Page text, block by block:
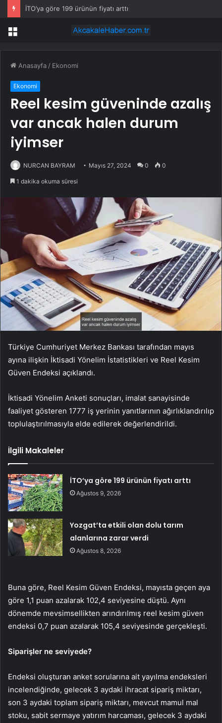
İTO’ya göre 199 ürünün fiyatı arttı
Menü
Anasayfa / Ekonomi
Ekonomi
Reel kesim güveninde azalış
var ancak halen durum
iyimser
NURCAN BAYRAM Mayıs 27, 2024 0 0
1 dakika okuma süresi
Türkiye Cumhuriyet Merkez Bankası tarafından mayıs
ayına ilişkin İktisadi Yönelim İstatistikleri ve Reel Kesim
Güven Endeksi açıklandı.
İktisadi Yönelim Anketi sonuçları, imalat sanayisinde
faaliyet gösteren 1777 iş yerinin yanıtlarının ağırlıklandırılıp
toplulaştırılmasıyla elde edilerek değerlendirildi.
İlgili Makaleler
İTO’ya göre 199 ürünün fiyatı arttı
Ağustos 9, 2026
Yozgat’ta etkili olan dolu tarım
alanlarına zarar verdi
Ağustos 8, 2026
Buna göre, Reel Kesim Güven Endeksi, mayısta geçen aya
göre 1,1 puan azalarak 102,4 seviyesine düştü. Aynı
dönemde mevsimsellikten arındırılmış reel kesim güven
endeksi 0,7 puan azalarak 105,4 seviyesinde gerçekleşti.
Siparişler ne seviyede?
Endeksi oluşturan anket sorularına ait yayılma endeksleri
incelendiğinde, gelecek 3 aydaki ihracat sipariş miktarı,
son 3 aydaki toplam sipariş miktarı, mevcut mamul mal
stoku, sabit sermaye yatırım harcaması, gelecek 3 aydaki